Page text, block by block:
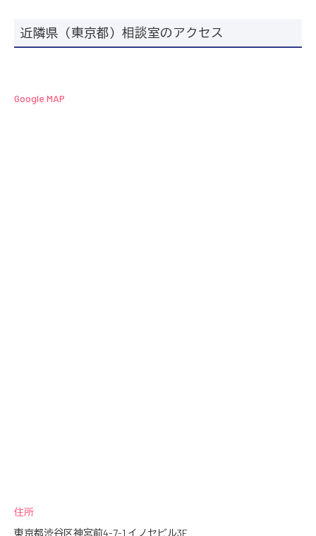
近隣県（東京都）相談室のアクセス
Google MAP
住所
東京都渋谷区神宮前4-7-1 イノセビル3F